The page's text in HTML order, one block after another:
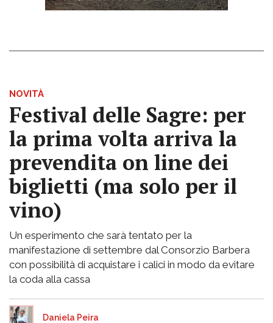
NOVITÀ
Festival delle Sagre: per
la prima volta arriva la
prevendita on line dei
biglietti (ma solo per il
vino)
Un esperimento che sarà tentato per la
manifestazione di settembre dal Consorzio Barbera
con possibilità di acquistare i calici in modo da evitare
la coda alla cassa
Daniela Peira